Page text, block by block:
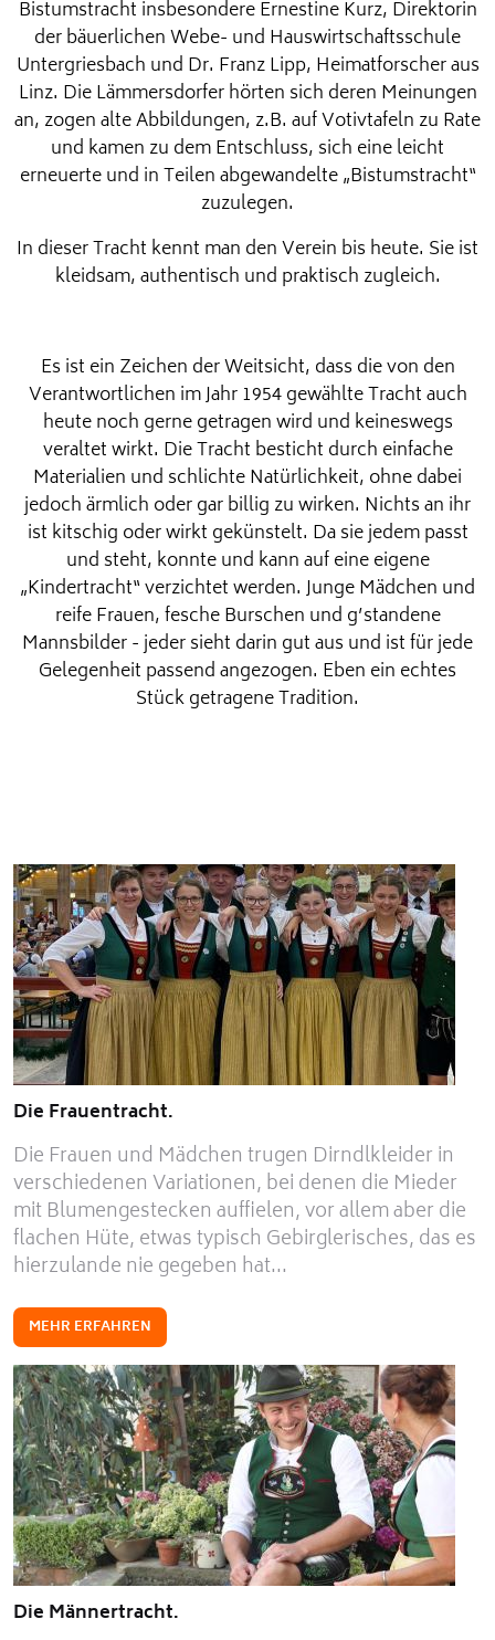
Bistumstracht insbesondere Ernestine Kurz, Direktorin
der bäuerlichen Webe- und Hauswirtschaftsschule
Untergriesbach und Dr. Franz Lipp, Heimatforscher aus
Linz. Die Lämmersdorfer hörten sich deren Meinungen
an, zogen alte Abbildungen, z.B. auf Votivtafeln zu Rate
und kamen zu dem Entschluss, sich eine leicht
erneuerte und in Teilen abgewandelte „Bistumstracht“
zuzulegen.
In dieser Tracht kennt man den Verein bis heute. Sie ist
kleidsam, authentisch und praktisch zugleich.
Es ist ein Zeichen der Weitsicht, dass die von den
Verantwortlichen im Jahr 1954 gewählte Tracht auch
heute noch gerne getragen wird und keineswegs
veraltet wirkt. Die Tracht besticht durch einfache
Materialien und schlichte Natürlichkeit, ohne dabei
jedoch ärmlich oder gar billig zu wirken. Nichts an ihr
ist kitschig oder wirkt gekünstelt. Da sie jedem passt
und steht, konnte und kann auf eine eigene
„Kindertracht“ verzichtet werden. Junge Mädchen und
reife Frauen, fesche Burschen und g’standene
Mannsbilder - jeder sieht darin gut aus und ist für jede
Gelegenheit passend angezogen. Eben ein echtes
Stück getragene Tradition.
Die Frauentracht.
Die Frauen und Mädchen trugen Dirndlkleider in
verschiedenen Variationen, bei denen die Mieder
mit Blumengestecken auffielen, vor allem aber die
flachen Hüte, etwas typisch Gebirglerisches, das es
hierzulande nie gegeben hat...
MEHR ERFAHREN
Die Männertracht.